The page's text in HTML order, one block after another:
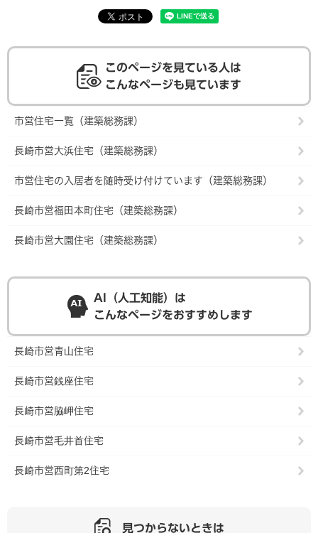
このページを見ている人は
こんなページも見ています
市営住宅一覧（建築総務課）
長崎市営大浜住宅（建築総務課）
市営住宅の入居者を随時受け付けています（建築総務課）
長崎市営福田本町住宅（建築総務課）
長崎市営大園住宅（建築総務課）
AI（人工知能）は
こんなページをおすすめします
長崎市営青山住宅
長崎市営銭座住宅
長崎市営脇岬住宅
長崎市営毛井首住宅
長崎市営西町第2住宅
見つからないときは